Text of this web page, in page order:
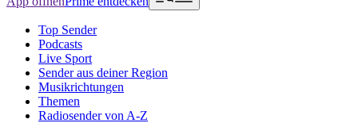
Top Sender
Podcasts
Live Sport
Sender aus deiner Region
Musikrichtungen
Themen
Radiosender von A-Z